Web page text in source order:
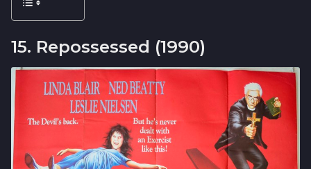
15. Repossessed (1990)